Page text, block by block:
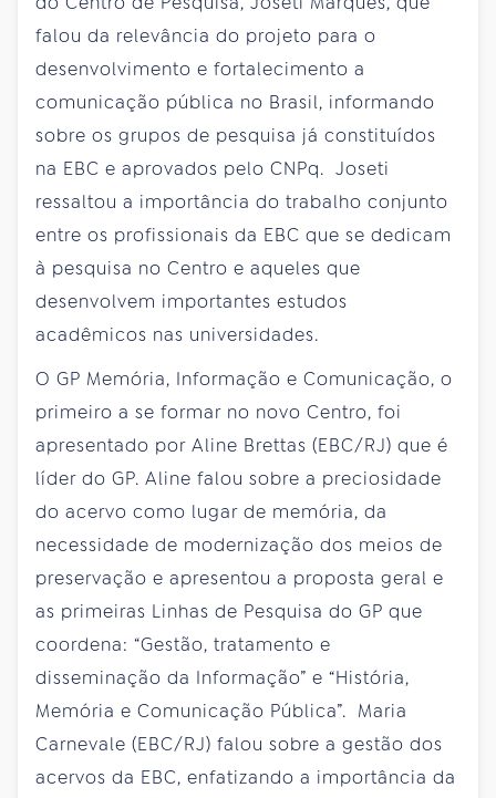
falou da relevância do projeto para o
desenvolvimento e fortalecimento a
comunicação pública no Brasil, informando
sobre os grupos de pesquisa já constituídos
na EBC e aprovados pelo CNPq. Joseti
ressaltou a importância do trabalho conjunto
entre os profissionais da EBC que se dedicam
à pesquisa no Centro e aqueles que
desenvolvem importantes estudos
acadêmicos nas universidades.
O GP Memória, Informação e Comunicação, o
primeiro a se formar no novo Centro, foi
apresentado por Aline Brettas (EBC/RJ) que é
líder do GP. Aline falou sobre a preciosidade
do acervo como lugar de memória, da
necessidade de modernização dos meios de
preservação e apresentou a proposta geral e
as primeiras Linhas de Pesquisa do GP que
coordena: “Gestão, tratamento e
disseminação da Informação” e “História,
Memória e Comunicação Pública”. Maria
Carnevale (EBC/RJ) falou sobre a gestão dos
acervos da EBC, enfatizando a importância da